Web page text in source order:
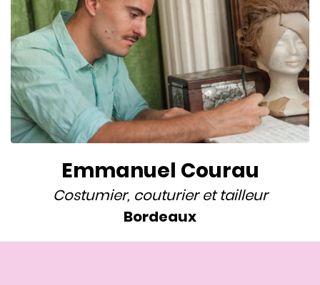
Emmanuel Courau
Costumier, couturierettailleur
Bordeaux